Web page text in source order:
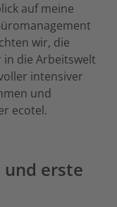
auf meine
wir, die
die Arbeitswelt
intensiver
und
ecotel.
und erste